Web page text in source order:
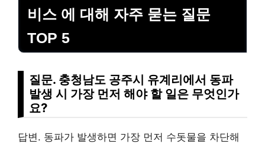
비스 에 대해 자주 묻는 질문
TOP 5
질문. 충청남도 공주시 유계리에서 동파
발생 시 가장 먼저 해야 할 일은 무엇인가
요?
답변. 동파가 발생하면 가장 먼저 수돗물을 차단해